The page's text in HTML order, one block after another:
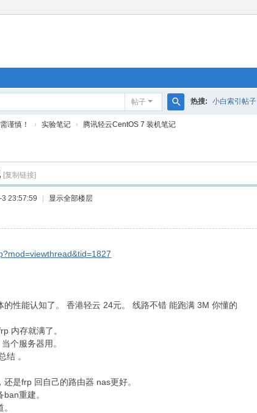
帖子
搜
热搜: 小白索引帖子
谨慎！ › 实验笔记 › 腾讯轻云CentOS 7 装机笔记
[复制链接]
23:57:59 显示全部楼层
的性能认知了。 香港轻云 24元。 线路不错 能跑满 3M 你懂的
内存就满了。
个服务器用。
结 。
是frp 回自己的路由器 nas更好。
重建。